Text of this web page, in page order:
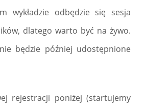
wykładzie odbędzie się sesja
dlatego warto być na żywo.
będzie później udostępnione
rejestracji poniżej (startujemy